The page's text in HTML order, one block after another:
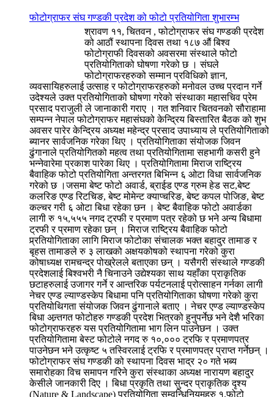
फोटोग्राफर संघ गण्डकी प्रदेश को फोटो प्रतियोगिता शुभारम्भ
श्रावण ११, चितवन , फोटोग्राफर संघ गण्डकी प्रदेश
को आठौं स्थापना दिवस तथा १८७ औं बिश्व
फोटोग्राफी दिवसको अवसरमा संस्थाले फोटो
प्रतियोगिताको घोषणा गरेको छ । संघले
फोटोग्राफरहरुको सम्मान प्रविधिको ज्ञान,
व्यवसायिहरुलाई उत्साह र फोटोग्राफरहरुको मनोवल उच्च प्रदान गर्ने
उदेश्यले उक्त प्रतियोगिताको घोषणा गरेको संस्थाका महासचिव प्रेम
प्रसाद पराजुली ले जानाकारी गराए । गत शनिवार चितवनको सौराहामा
सम्पन्न नेपाल फोटोग्राफर महासंघको केन्द्रिय बिस्तारित बैठक को शुभ
अवसर पारेर केन्द्रिय अध्यक्ष महेन्द्र प्रसाद उपाध्याय ले प्रतियोगिताको
ब्यानर सार्वजनिक गरेका थिए । प्रतियोगिताका संयोजक जिवन
ढुंगानाले प्रतियोगितको महत्व तथा प्रतियोगितामा सहभागी कसरी हुने
भन्नेवारेमा प्रकाश पारेका थिए । प्रतियोगितामा मिराज राष्ट्रिय
बैवाहिक फोटो प्रतियोगिता अन्तरगत बिभिन्न ६ ओटा विधा सार्वजनिक
गरेको छ ।जसमा बेष्ट फोटो अवार्ड, ब्राईड एण्ड ग्रुम हेड सट,बेष्ट
कलरिङ एण्ड रिटचिङ, बेष्ट मोमेन्ट क्याप्चरिङ, बेष्ट कपल पोजिङ, बेष्ट
कल्चर गरी ६ ओटा बिधा रहेका छन । बेष्ट बैवाहिक फोटो अवार्डका
लागी रु १५,५५५ नगद ट्रफी र प्रमाण पत्र रहेको छ भने अन्य बिधामा
ट्रफी र प्रमाण रहेका छन् । मिराज राष्ट्रिय बैवाहिक फोटो
प्र्रतियोगिताका लागि मिराज फोटोका संचालक भक्त बहादुर तामाङ र
बृहस तामाङले रु ३ लाखको अक्षयकोषको स्थापना गरेको कुरा
कोषाध्यक्ष रामचन्द्र पोख्रेलले बताएका छन् । यसैगरी संस्थाले गण्डकी
प्रदेशलाई बिश्वभरी नै चिनाउने उद्येश्यका साथ यहाँका प्राकृतिक
छटाहरुलाई उजागर गर्ने र आन्तरिक पर्यटनलाई प्रोत्साहन गर्नका लागी
नेचर एण्ड ल्याण्डस्केप बिधामा पनि प्रतियोगिताका घोषणा गरेको कुरा
प्रतियोथिगता संयोजक जिवन ढुंगानाले बताए । नेचर एण्ड ल्याण्डस्केप
बिधा अन्र्तगत फोटोहरु गण्डकी प्रदेश भित्रको हुनुपर्नेछ भने देशै भरिका
फोटोग्राफरहरु यस प्रतियोगितामा भाग लिन पाउनेछन । उक्त
प्रतियोगितामा बेस्ट फोटोले नगद रु १०,००० ट्रफि र प्रमाणपत्र
पाउनेछन भने उत्कृष्ट ५ तस्विरलाई ट्रफि र प्रमाणपत्र प्राप्त गर्नेछन् ।
फोटोग्राफर संघ गण्डकी को स्थापना दिवस भाद्र २० गते भब्य
समारोहका विच समापन गरिने कुरा संस्थाका अध्यक्ष नारायण बहादुर
केसीले जानकारी दिए । बिधा प्रकृति तथा सुन्दर प्राकृतिक दृश्य
(Nature & Landscape) प्रतियोगिता सम्वन्धिनियमहरु १.फोटो